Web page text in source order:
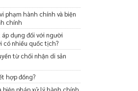
phạm hành chính và biện
chính
dụng đối với người
nhiều quốc tịch?
từ chối nhận di sản
hợp đồng?